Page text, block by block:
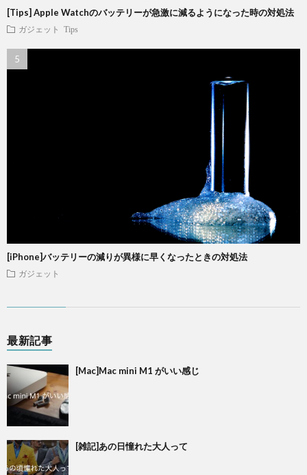
[Tips] Apple Watchのバッテリーが急激に減るようになった時の対処法
ガジェット Tips
[iPhone]バッテリーの減りが異様に早くなったときの対処法
ガジェット
最新記事
[Mac]Mac mini M1 がいい感じ
[雑記]あの日憧れた大人って